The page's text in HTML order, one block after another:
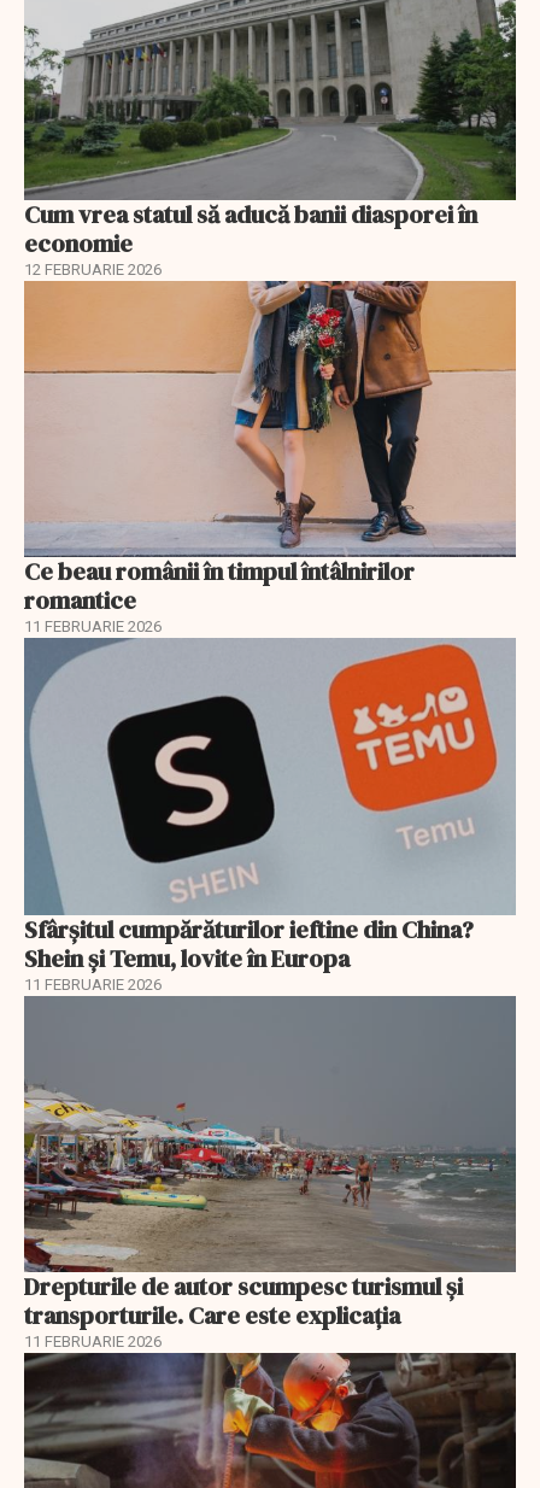
Cum vrea statul să aducă banii diasporei în
economie
12 FEBRUARIE 2026
Ce beau românii în timpul întâlnirilor
romantice
11 FEBRUARIE 2026
Sfârșitul cumpărăturilor ieftine din China?
Shein și Temu, lovite în Europa
11 FEBRUARIE 2026
Drepturile de autor scumpesc turismul și
transporturile. Care este explicația
11 FEBRUARIE 2026